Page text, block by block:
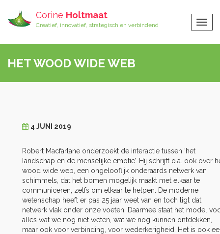
Corine Holtmaat
Creatief, innovatief, strategisch en verbindend
HET WOOD WIDE WEB
4 JUNI 2019
Robert Macfarlane onderzoekt de interactie tussen ‘het
landschap en de menselijke emotie’. Hij schrijft o.a. ook over
wood wide web, een ongelooflijk onderaards netwerk van
schimmels, dat het bomen mogelijk maakt met elkaar te
communiceren, zelfs om elkaar te helpen. De moderne
wetenschap heeft er pas 25 jaar weet van en toch ligt dat
netwerk vlak onder onze voeten. Daarmee staat het model
alles wat we nog niet weten, wat we nog kunnen ontdekken,
maar ook voor verbinding, voor wederkerigheid. Het is ook